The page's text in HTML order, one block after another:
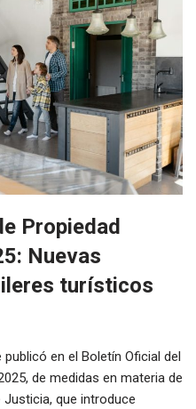
Propiedad
Nuevas
turísticos
en el Boletín Oficial del
de medidas en materia de
que introduce